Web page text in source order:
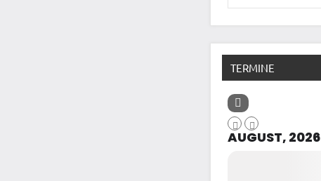
TERMINE
AUGUST, 2026